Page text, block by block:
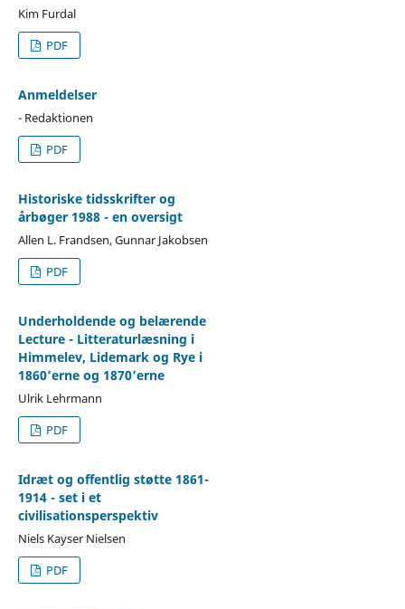
Kim Furdal
PDF
Anmeldelser
- Redaktionen
PDF
Historiske tidsskrifter og
årbøger 1988 - en oversigt
Allen L. Frandsen, Gunnar Jakobsen
PDF
Underholdende og belærende
Lecture - Litteraturlæsning i
Himmelev, Lidemark og Rye i
1860’erne og 1870’erne
Ulrik Lehrmann
PDF
Idræt og offentlig støtte 1861-
1914 - set i et
civilisationsperspektiv
Niels Kayser Nielsen
PDF